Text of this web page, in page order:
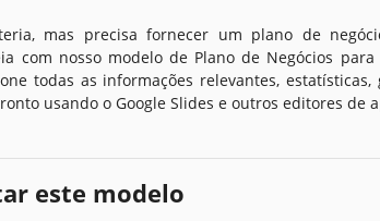
mas precisa fornecer um plano de
com nosso modelo de Plano de Negócios
todas as informações relevantes, estatísticas,
usando o Google Slides e outros editores de
este modelo